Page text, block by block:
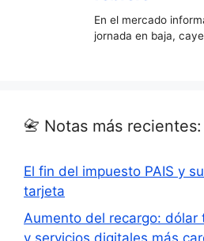
📇 Notas más recientes:
El fin del impuesto PAIS y
tarjeta
Aumento del recargo: dólar
y servicios digitales más